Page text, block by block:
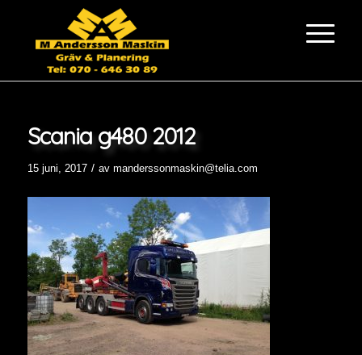
Scania g480 2012
15 juni, 2017 / av manderssonmaskin@telia.com